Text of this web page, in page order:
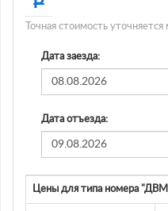
Точная стоимость
Дата заезда:
Дата отъезда:
Цены для типа номера